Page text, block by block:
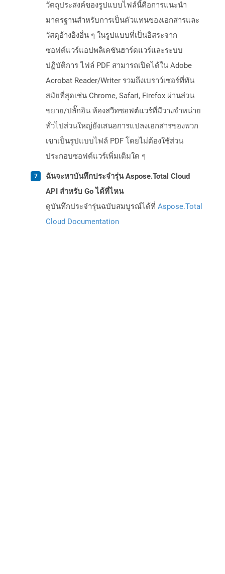
วัตถุประสงค์ของรูปแบบไฟล์นี้คือการแนะนำ
มาตรฐานสำหรับการเป็นตัวแทนของเอกสารและ
วัสดุอ้างอิงอื่น ๆ ในรูปแบบที่เป็นอิสระจาก
ซอฟต์แวร์แอปพลิเคชันฮาร์ดแวร์และระบบ
ปฏิบัติการ ไฟล์ PDF สามารถเปิดได้ใน Adobe
Acrobat Reader/Writer รวมถึงเบราว์เซอร์ที่ทัน
สมัยที่สุดเช่น Chrome, Safari, Firefox ผ่านส่วน
ขยาย/ปลั๊กอิน ห้องสวีทซอฟต์แวร์ที่มีวางจำหน่าย
ทั่วไปส่วนใหญ่ยังเสนอการแปลงเอกสารของพวก
เขาเป็นรูปแบบไฟล์ PDF โดยไม่ต้องใช้ส่วน
ประกอบซอฟต์แวร์เพิ่มเติมใด ๆ
ฉันจะหาบันทึกประจำรุ่น Aspose.Total Cloud
API สำหรับ Go ได้ที่ไหน
ดูบันทึกประจำรุ่นฉบับสมบูรณ์ได้ที่ Aspose.Total
Cloud Documentation